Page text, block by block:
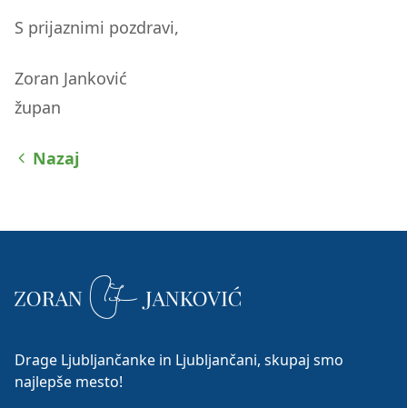
S prijaznimi pozdravi,
Zoran Janković
župan
Nazaj
Drage Ljubljančanke in Ljubljančani, skupaj smo
najlepše mesto!